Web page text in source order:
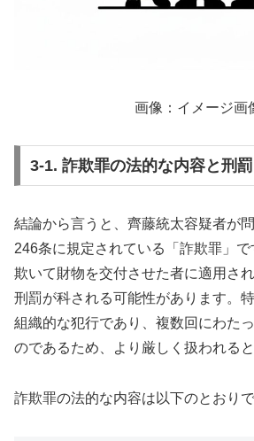
画像：イメージ画
3-1. 詐欺罪の法的な内容と刑罰
結論から言うと、齊藤統太容疑者が
246条に規定されている「詐欺罪」
欺いて財物を交付させた者に適用さ
刑罰が科される可能性があります。
組織的な犯行であり、複数回にわた
のであるため、より厳しく扱われる
詐欺罪の法的な内容は以下のとおりで